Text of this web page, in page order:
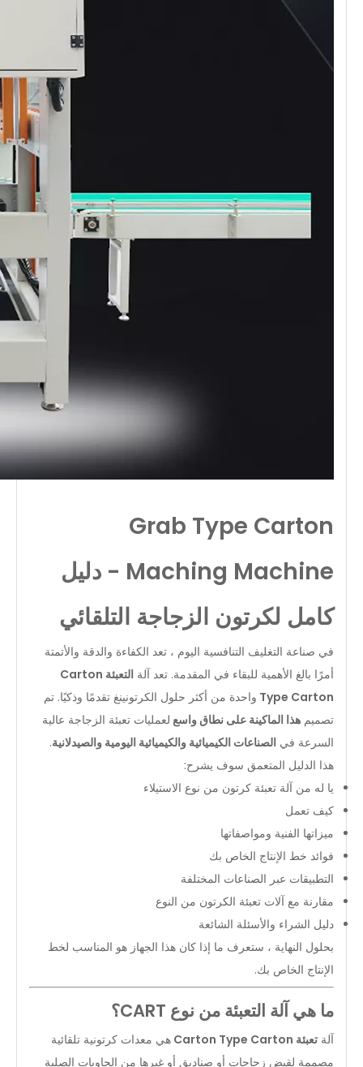
Grab Type Carton
Maching Machine - دليل
كامل لكرتون الزجاجة التلقائي
في صناعة التغليف التنافسية اليوم ، تعد الكفاءة والدقة والأتمتة
أمرًا بالغ الأهمية للبقاء في المقدمة. تعد آلة
التعبئة Carton
Type Carton واحدة من أكثر حلول الكرتونينغ تقدمًا وذكيًا. تم
تصميم هذا الماكينة على نطاق واسع لعمليات تعبئة الزجاجة عالية
السرعة في الصناعات الكيميائية والكيميائية اليومية والصيدلانية.
هذا الدليل المتعمق سوف يشرح:
يا له من آلة تعبئة كرتون من نوع الاستيلاء
كيف تعمل
ميزاتها الفنية ومواصفاتها
فوائد خط الإنتاج الخاص بك
التطبيقات عبر الصناعات المختلفة
مقارنة مع آلات تعبئة الكرتون من النوع
دليل الشراء والأسئلة الشائعة
بحلول النهاية ، ستعرف ما إذا كان هذا الجهاز هو المناسب لخط
الإنتاج الخاص بك.
ما هي آلة التعبئة من نوع CART؟
آلة تعبئة Carton Type Carton
هي معدات كرتونية تلقائية
مصممة لقبض زجاجات أو صناديق أو غيرها من الحاويات الصلبة